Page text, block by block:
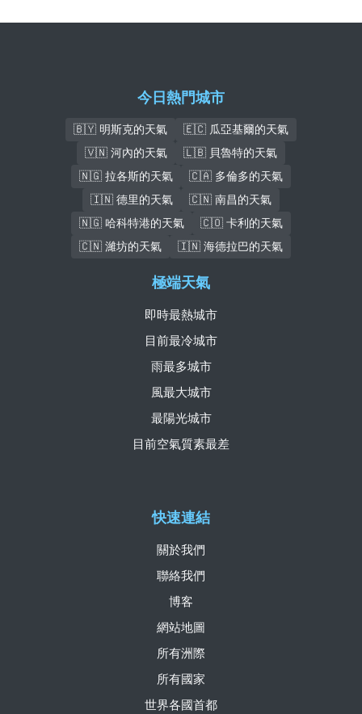
今日熱門城市
🇧🇾 明斯克的天氣
🇪🇨 瓜亞基爾的天氣
🇻🇳 河內的天氣
🇱🇧 貝魯特的天氣
🇳🇬 拉各斯的天氣
🇨🇦 多倫多的天氣
🇮🇳 德里的天氣
🇨🇳 南昌的天氣
🇳🇬 哈科特港的天氣
🇨🇴 卡利的天氣
🇨🇳 濰坊的天氣
🇮🇳 海德拉巴的天氣
快速連結
關於我們
聯絡我們
博客
網站地圖
所有洲際
所有國家
世界各國首都
極端天氣
即時最熱城市
目前最冷城市
雨最多城市
風最大城市
最陽光城市
目前空氣質素最差